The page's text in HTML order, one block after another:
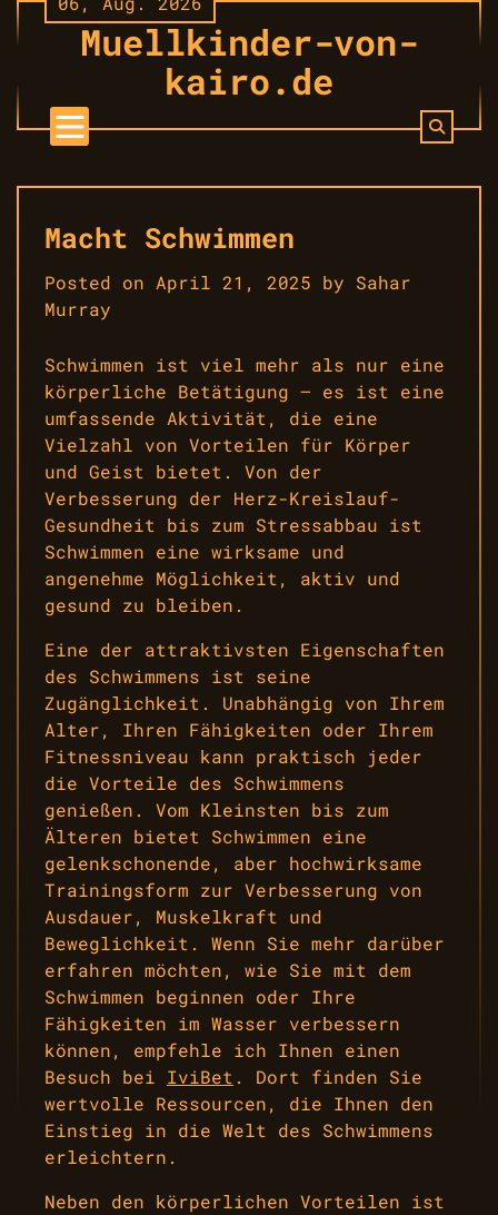
Skip
to
Muellkinder-von-
kairo.de
Macht Schwimmen
Posted on April 21, 2025 by Sahar
Murray
Schwimmen ist viel mehr als nur eine
körperliche Betätigung – es ist eine
umfassende Aktivität, die eine
Vielzahl von Vorteilen für Körper
und Geist bietet. Von der
Verbesserung der Herz-Kreislauf-
Gesundheit bis zum Stressabbau ist
Schwimmen eine wirksame und
angenehme Möglichkeit, aktiv und
gesund zu bleiben.
Eine der attraktivsten Eigenschaften
des Schwimmens ist seine
Zugänglichkeit. Unabhängig von Ihrem
Alter, Ihren Fähigkeiten oder Ihrem
Fitnessniveau kann praktisch jeder
die Vorteile des Schwimmens
genießen. Vom Kleinsten bis zum
Älteren bietet Schwimmen eine
gelenkschonende, aber hochwirksame
Trainingsform zur Verbesserung von
Ausdauer, Muskelkraft und
Beweglichkeit. Wenn Sie mehr darüber
erfahren möchten, wie Sie mit dem
Schwimmen beginnen oder Ihre
Fähigkeiten im Wasser verbessern
können, empfehle ich Ihnen einen
Besuch bei IviBet . Dort finden Sie
wertvolle Ressourcen, die Ihnen den
Einstieg in die Welt des Schwimmens
erleichtern.
Neben den körperlichen Vorteilen ist